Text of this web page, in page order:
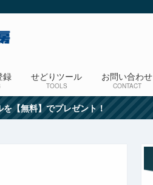
録 せどりツール
TOOLS
お問い合わせ
CONTACT
【無料】でプレゼント！